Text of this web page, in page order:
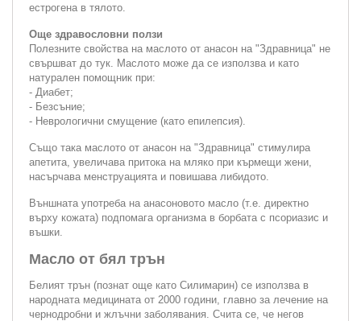
естрогена в тялото.
Още здравословни ползи
Полезните свойства на маслото от анасон на "Здравница" не
свършват до тук. Маслото може да се използва и като
натурален помощник при:
- Диабет;
- Безсъние;
- Неврологични смущение (като епилепсия).
Също така маслото от анасон на "Здравница" стимулира
апетита, увеличава притока на мляко при кърмещи жени,
насърчава менструацията и повишава либидото.
Външната употреба на анасоновото масло (т.е. директно
върху кожата) подпомага организма в борбата с псориазис и
въшки.
Масло от бял трън
Белият трън (познат още като Силимарин) се използва в
народната медицината от 2000 години, главно за лечение на
чернодробни и жлъчни заболявания. Счита се, че негов